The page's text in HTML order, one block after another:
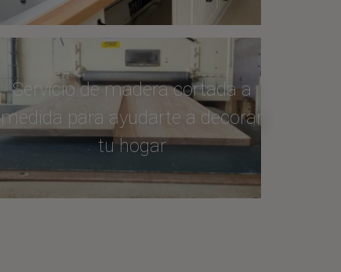
Servicio de madera cortada a
medida para ayudarte a decorar
tu hogar